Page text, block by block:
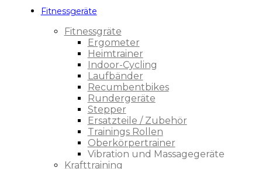
Fitnessgeräte
Fitnessgräte
Ergometer
Heimtrainer
Indoor-Cycling
Laufbänder
Recumbentbikes
Rundergeräte
Stepper
Ersatzteile / Zubehör
Trainings Rollen
Oberkörpertrainer
Vibration und Massagegeräte
Krafttraining